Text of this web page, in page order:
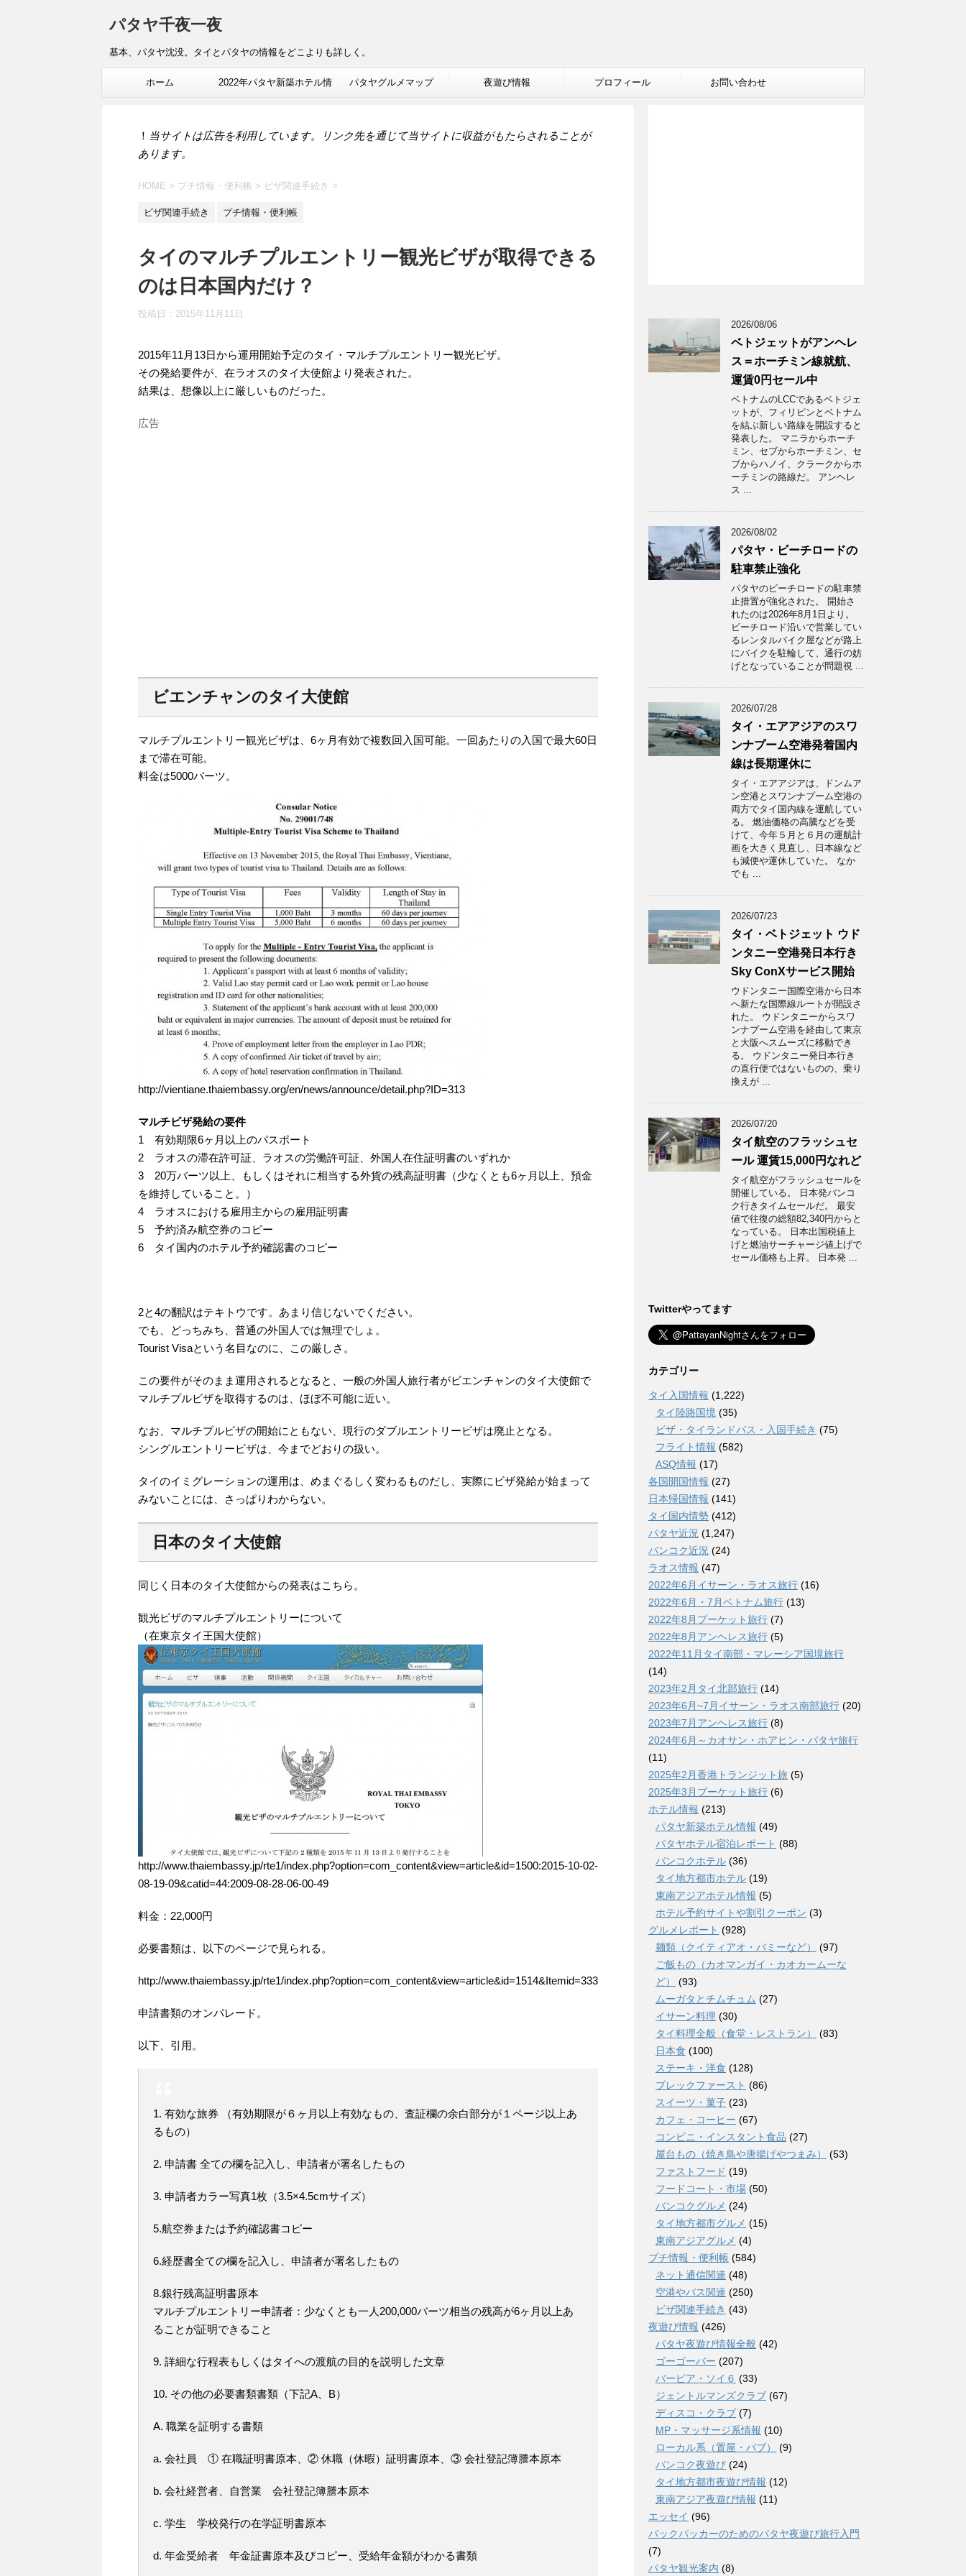
パタヤ千夜一夜
基本、パタヤ沈没。タイとパタヤの情報をどこよりも詳しく。
ホーム 2022年パタヤ新築ホテル情 パタヤグルメマップ 夜遊び情報 プロフィール お問い合わせ
！ 当サイトは広告を利用しています。リンク先を通じて当サイトに収益がもたらされることが
あります。
HOME > プチ情報・便利帳 > ビザ関連手続き >
ビザ関連手続き プチ情報・便利帳
タイのマルチプルエントリー観光ビザが取得できる
のは日本国内だけ？
投稿日： 2015年11月11日
2015年11月13日から運用開始予定のタイ・マルチプルエントリー観光ビザ。
その発給要件が、在ラオスのタイ大使館より発表された。
結果は、想像以上に厳しいものだった。
広告
ビエンチャンのタイ大使館
マルチプルエントリー観光ビザは、6ヶ月有効で複数回入国可能。一回あたりの入国で最大60日
まで滞在可能。
料金は5000バーツ。
http://vientiane.thaiembassy.org/en/news/announce/detail.php?ID=313
マルチビザ発給の要件
1 有効期限6ヶ月以上のパスポート
2 ラオスの滞在許可証、ラオスの労働許可証、外国人在住証明書のいずれか
3 20万バーツ以上、もしくはそれに相当する外貨の残高証明書（少なくとも6ヶ月以上、預金
を維持していること。）
4 ラオスにおける雇用主からの雇用証明書
5 予約済み航空券のコピー
6 タイ国内のホテル予約確認書のコピー
2と4の翻訳はテキトウです。あまり信じないでください。
でも、どっちみち、普通の外国人では無理でしょ。
Tourist Visaという名目なのに、この厳しさ。
この要件がそのまま運用されるとなると、一般の外国人旅行者がビエンチャンのタイ大使館で
マルチプルビザを取得するのは、ほぼ不可能に近い。
なお、マルチプルビザの開始にともない、現行のダブルエントリービザは廃止となる。
シングルエントリービザは、今までどおりの扱い。
タイのイミグレーションの運用は、めまぐるしく変わるものだし、実際にビザ発給が始まって
みないことには、さっぱりわからない。
日本のタイ大使館
同じく日本のタイ大使館からの発表はこちら。
観光ビザのマルチプルエントリーについて
（在東京タイ王国大使館）
http://www.thaiembassy.jp/rte1/index.php?option=com_content&view=article&id=1500:2015-10-02-
08-19-09&catid=44:2009-08-28-06-00-49
料金：22,000円
必要書類は、以下のページで見られる。
http://www.thaiembassy.jp/rte1/index.php?option=com_content&view=article&id=1514&Itemid=333
申請書類のオンパレード。
以下、引用。
1. 有効な旅券 （有効期限が６ヶ月以上有効なもの、査証欄の余白部分が１ページ以上あ
るもの）
2. 申請書 全ての欄を記入し、申請者が署名したもの
3. 申請者カラー写真1枚（3.5×4.5cmサイズ）
5.航空券または予約確認書コピー
6.経歴書全ての欄を記入し、申請者が署名したもの
8.銀行残高証明書原本
マルチプルエントリー申請者：少なくとも一人200,000バーツ相当の残高が6ヶ月以上あ
ることが証明できること
9. 詳細な行程表もしくはタイへの渡航の目的を説明した文章
10. その他の必要書類書類（下記A、B）
A. 職業を証明する書類
a. 会社員 ① 在職証明書原本、② 休職（休暇）証明書原本、③ 会社登記簿謄本原本
b. 会社経営者、自営業 会社登記簿謄本原本
c. 学生 学校発行の在学証明書原本
d. 年金受給者 年金証書原本及びコピー、受給年金額がわかる書類
2026/08/06
ベトジェットがアンヘレ
ス＝ホーチミン線就航、
運賃0円セール中
ベトナムのLCCであるベトジェ
ットが、フィリピンとベトナム
を結ぶ新しい路線を開設すると
発表した。 マニラからホーチ
ミン、セブからホーチミン、セ
ブからハノイ、クラークからホ
ーチミンの路線だ。 アンヘレ
ス ...
2026/08/02
パタヤ・ビーチロードの
駐車禁止強化
パタヤのビーチロードの駐車禁
止措置が強化された。 開始さ
れたのは2026年8月1日より。
ビーチロード沿いで営業してい
るレンタルバイク屋などが路上
にバイクを駐輪して、通行の妨
げとなっていることが問題視 ...
2026/07/28
タイ・エアアジアのスワ
ンナプーム空港発着国内
線は長期運休に
タイ・エアアジアは、ドンムア
ン空港とスワンナプーム空港の
両方でタイ国内線を運航してい
る。 燃油価格の高騰などを受
けて、今年５月と６月の運航計
画を大きく見直し、日本線など
も減便や運休していた。 なか
でも ...
2026/07/23
タイ・ベトジェット ウド
ンタニー空港発日本行き
Sky ConXサービス開始
ウドンタニー国際空港から日本
へ新たな国際線ルートが開設さ
れた。 ウドンタニーからスワ
ンナプーム空港を経由して東京
と大阪へスムーズに移動でき
る。 ウドンタニー発日本行き
の直行便ではないものの、乗り
換えが ...
2026/07/20
タイ航空のフラッシュセ
ール 運賃15,000円なれど
タイ航空がフラッシュセールを
開催している。 日本発バンコ
ク行きタイムセールだ。 最安
値で往復の総額82,340円からと
なっている。 日本出国税値上
げと燃油サーチャージ値上げで
セール価格も上昇。 日本発 ...
Twitterやってます
カテゴリー
タイ入国情報 (1,222)
タイ陸路国境 (35)
ビザ・タイランドパス・入国手続き (75)
フライト情報 (582)
ASQ情報 (17)
各国開国情報 (27)
日本帰国情報 (141)
タイ国内情勢 (412)
パタヤ近況 (1,247)
バンコク近況 (24)
ラオス情報 (47)
2022年6月イサーン・ラオス旅行 (16)
2022年6月・7月ベトナム旅行 (13)
2022年8月プーケット旅行 (7)
2022年8月アンヘレス旅行 (5)
2022年11月タイ南部・マレーシア国境旅行
(14)
2023年2月タイ北部旅行 (14)
2023年6月~7月イサーン・ラオス南部旅行 (20)
2023年7月アンヘレス旅行 (8)
2024年6月～カオサン・ホアヒン・パタヤ旅行
(11)
2025年2月香港トランジット旅 (5)
2025年3月プーケット旅行 (6)
ホテル情報 (213)
パタヤ新築ホテル情報 (49)
パタヤホテル宿泊レポート (88)
バンコクホテル (36)
タイ地方都市ホテル (19)
東南アジアホテル情報 (5)
ホテル予約サイトや割引クーポン (3)
グルメレポート (928)
麺類（クイティアオ・バミーなど）
(97)
ご飯もの（カオマンガイ・カオカームーな
ど）
(93)
ムーガタとチムチュム (27)
イサーン料理 (30)
タイ料理全般（食堂・レストラン）
(83)
日本食 (100)
ステーキ・洋食 (128)
ブレックファースト (86)
スイーツ・菓子 (23)
カフェ・コーヒー (67)
コンビニ・インスタント食品 (27)
屋台もの（焼き鳥や唐揚げやつまみ）
(53)
ファストフード (19)
フードコート・市場 (50)
バンコクグルメ (24)
タイ地方都市グルメ (15)
東南アジアグルメ (4)
プチ情報・便利帳 (584)
ネット通信関連 (48)
空港やバス関連 (250)
ビザ関連手続き (43)
夜遊び情報 (426)
パタヤ夜遊び情報全般 (42)
ゴーゴーバー (207)
バービア・ソイ６ (33)
ジェントルマンズクラブ (67)
ディスコ・クラブ (7)
MP・マッサージ系情報 (10)
ローカル系（置屋・パブ）
(9)
バンコク夜遊び (24)
タイ地方都市夜遊び情報 (12)
東南アジア夜遊び情報 (11)
エッセイ (96)
バックパッカーのためのパタヤ夜遊び旅行入門
(7)
パタヤ観光案内 (8)